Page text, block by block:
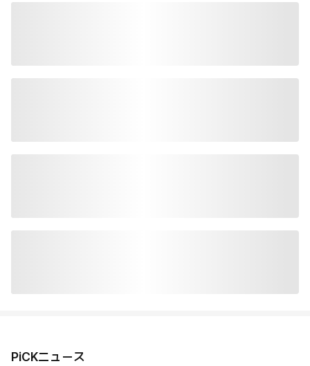
PiCKニュース